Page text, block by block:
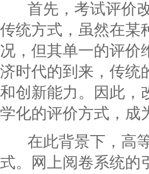
首先，考试评价改
传统方式，虽然在某
况，但其单一的评价
济时代的到来，传统
和创新能力。因此，
学化的评价方式，成
在此背景下，高等
式。网上阅卷系统的